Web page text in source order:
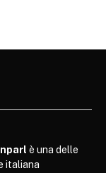
è una delle
italiana